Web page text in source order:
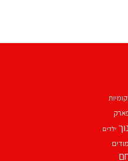
ילדים